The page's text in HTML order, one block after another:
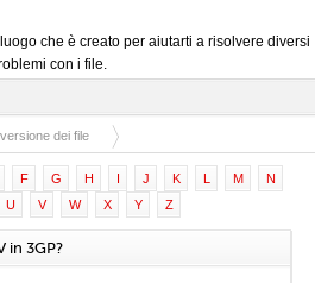
luogo che è creato per aiutarti a risolvere diversi
con i file.
dei file
F G H I J K L M
N
U V W X Y Z
in 3GP?